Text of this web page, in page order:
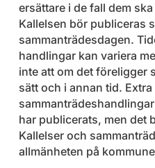
ersättare i de fall dem
Kallelsen bör publiceras
sammanträdesdagen.
handlingar kan variera
inte att om det föreligger
sätt och i annan tid.
har publicerats, men det
Kallelser och
allmänheten på